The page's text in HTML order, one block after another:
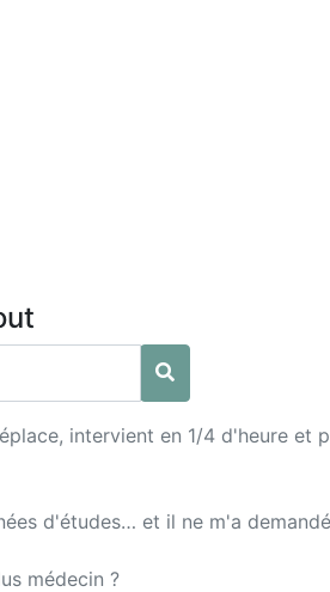
intervient en 1/4 d'heure et
d'études… et il ne m'a
médecin ?